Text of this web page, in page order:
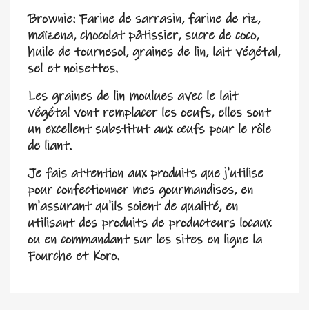
Brownie: Farine de sarrasin, farine de riz,
maïzena, chocolat pâtissier, sucre de coco,
huile de tournesol, graines de lin, lait végétal,
sel et noisettes.
Les graines de lin moulues avec le lait
végétal vont remplacer les oeufs, elles sont
un excellent substitut aux œufs pour le rôle
de liant.
Je fais attention aux produits que j'utilise
pour confectionner mes gourmandises, en
m'assurant qu'ils soient de qualité, en
utilisant des produits de producteurs locaux
ou en commandant sur les sites en ligne la
Fourche et Koro.